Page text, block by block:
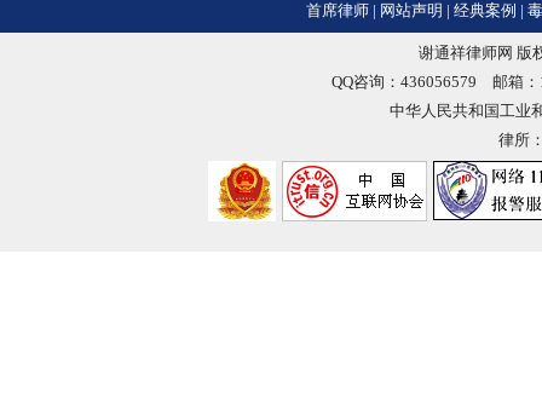
首席律师 | 网站声明 | 经典案例 |
谢通祥律师网 版
QQ咨询：436056579 邮箱：
中华人民共和国工业
律所